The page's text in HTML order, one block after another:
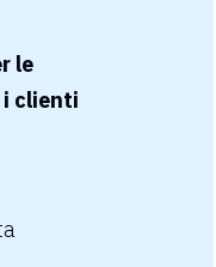
le
i clienti